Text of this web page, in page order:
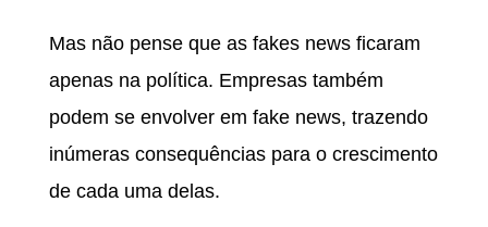
Mas não pense que as fakes news ficaram
apenas na política. Empresas também
podem se envolver em fake news, trazendo
inúmeras consequências para o crescimento
de cada uma delas.